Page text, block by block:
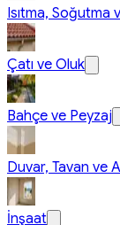
Isıtma, Soğutma
Çatı ve Oluk
Bahçe ve Peyzaj
Duvar, Tavan ve
İnşaat